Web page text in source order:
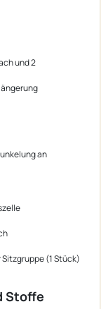
und 2
an
(1 Stück)
Stoffe